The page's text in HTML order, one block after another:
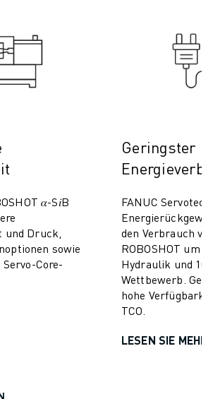
TALENTS
𝛼-S𝑖B
und Druck,
sowie
Core-
Geringster
FANUC
den Verbrauch
ROBOSHOT um
Hydraulik und
Wettbewerb.
hohe
TCO.
LESEN SIE MEHR